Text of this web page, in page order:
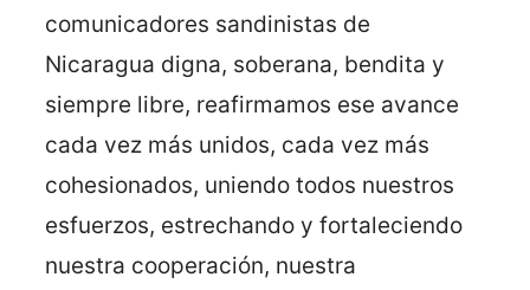
comunicadores sandinistas de
Nicaragua digna, soberana, bendita y
siempre libre, reafirmamos ese avance
cada vez más unidos, cada vez más
cohesionados, uniendo todos nuestros
esfuerzos, estrechando y fortaleciendo
nuestra cooperación, nuestra